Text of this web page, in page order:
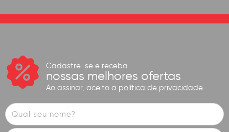
Cadastre-se e receba
nossas melhores ofertas
Ao assinar, aceito a política de privacidade.